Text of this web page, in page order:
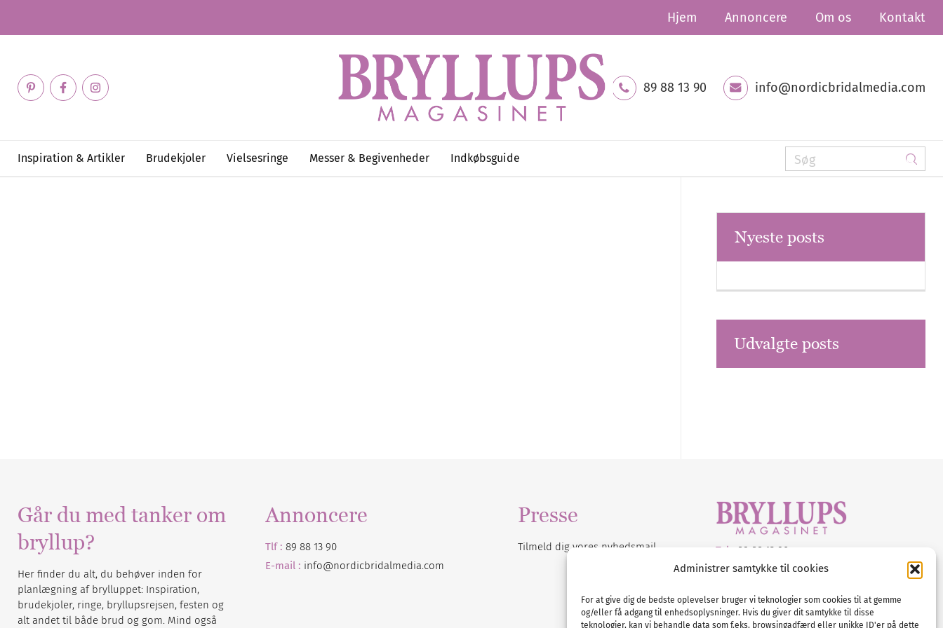
Administrer samtykke til cookies
For at give dig de bedste oplevelser bruger vi teknologier som cookies til at gemme
og/eller få adgang til enhedsoplysninger. Hvis du giver dit samtykke til disse
teknologier, kan vi behandle data som f.eks. browsingadfærd eller unikke ID'er på dette
Hjem Annoncere Om os Kontakt
89 88 13 90 info@nordicbridalmedia.com
Inspiration & Artikler Brudekjoler Vielsesringe Messer & Begivenheder Indkøbsguide
Nyeste posts
Udvalgte posts
Går du med tanker om
bryllup?
Her finder du alt, du behøver inden for
planlægning af brylluppet: Inspiration,
brudekjoler, ringe, bryllupsrejsen, festen og
alt andet til både brud og gom. Mind også
Annoncere
Tlf : 89 88 13 90
E-mail : info@nordicbridalmedia.com
Presse
Tilmeld dig vores nyhedsmail Tel :
89 88 13 90
E-post:info@nordicbridalmedia.com
© All rights reserved.
Org.nr: DK34787271